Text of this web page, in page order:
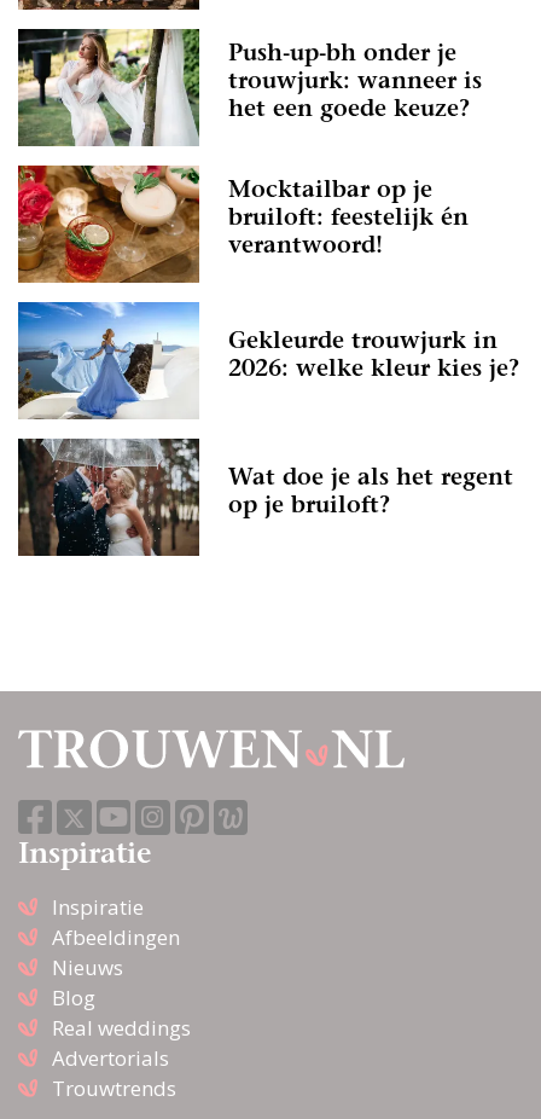
Push-up-bh onder je
trouwjurk: wanneer is
het een goede keuze?
Mocktailbar op je
bruiloft: feestelijk én
verantwoord!
Gekleurde trouwjurk in
2026: welke kleur kies je?
Wat doe je als het regent
op je bruiloft?
Inspiratie
Inspiratie
Afbeeldingen
Nieuws
Blog
Real weddings
Advertorials
Trouwtrends